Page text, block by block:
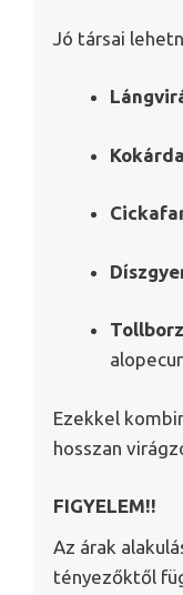
Jó társai
Ezekkel
hosszan
FIGYELEM!!
Az árak
tényezőktől